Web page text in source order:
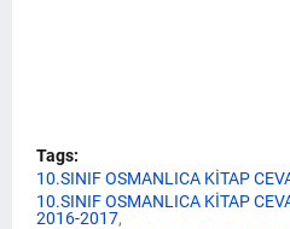
Tags:
10.SINIF OSMANLICA KİTAP
10.SINIF OSMANLICA KİTAP
2016-2017